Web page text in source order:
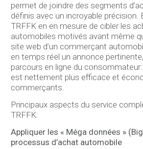
permet de joindre des segments
définis avec un incroyable précision.
TRFFK en en mesure de cibler les
automobiles motivés avant même
site web d’un commerçant
en temps réel un annonce
parcours en ligne du
est nettement plus efficace et
commerçants.
Principaux aspects du service
TRFFK:
Appliquer les « Méga données »
processus d’achat automobile